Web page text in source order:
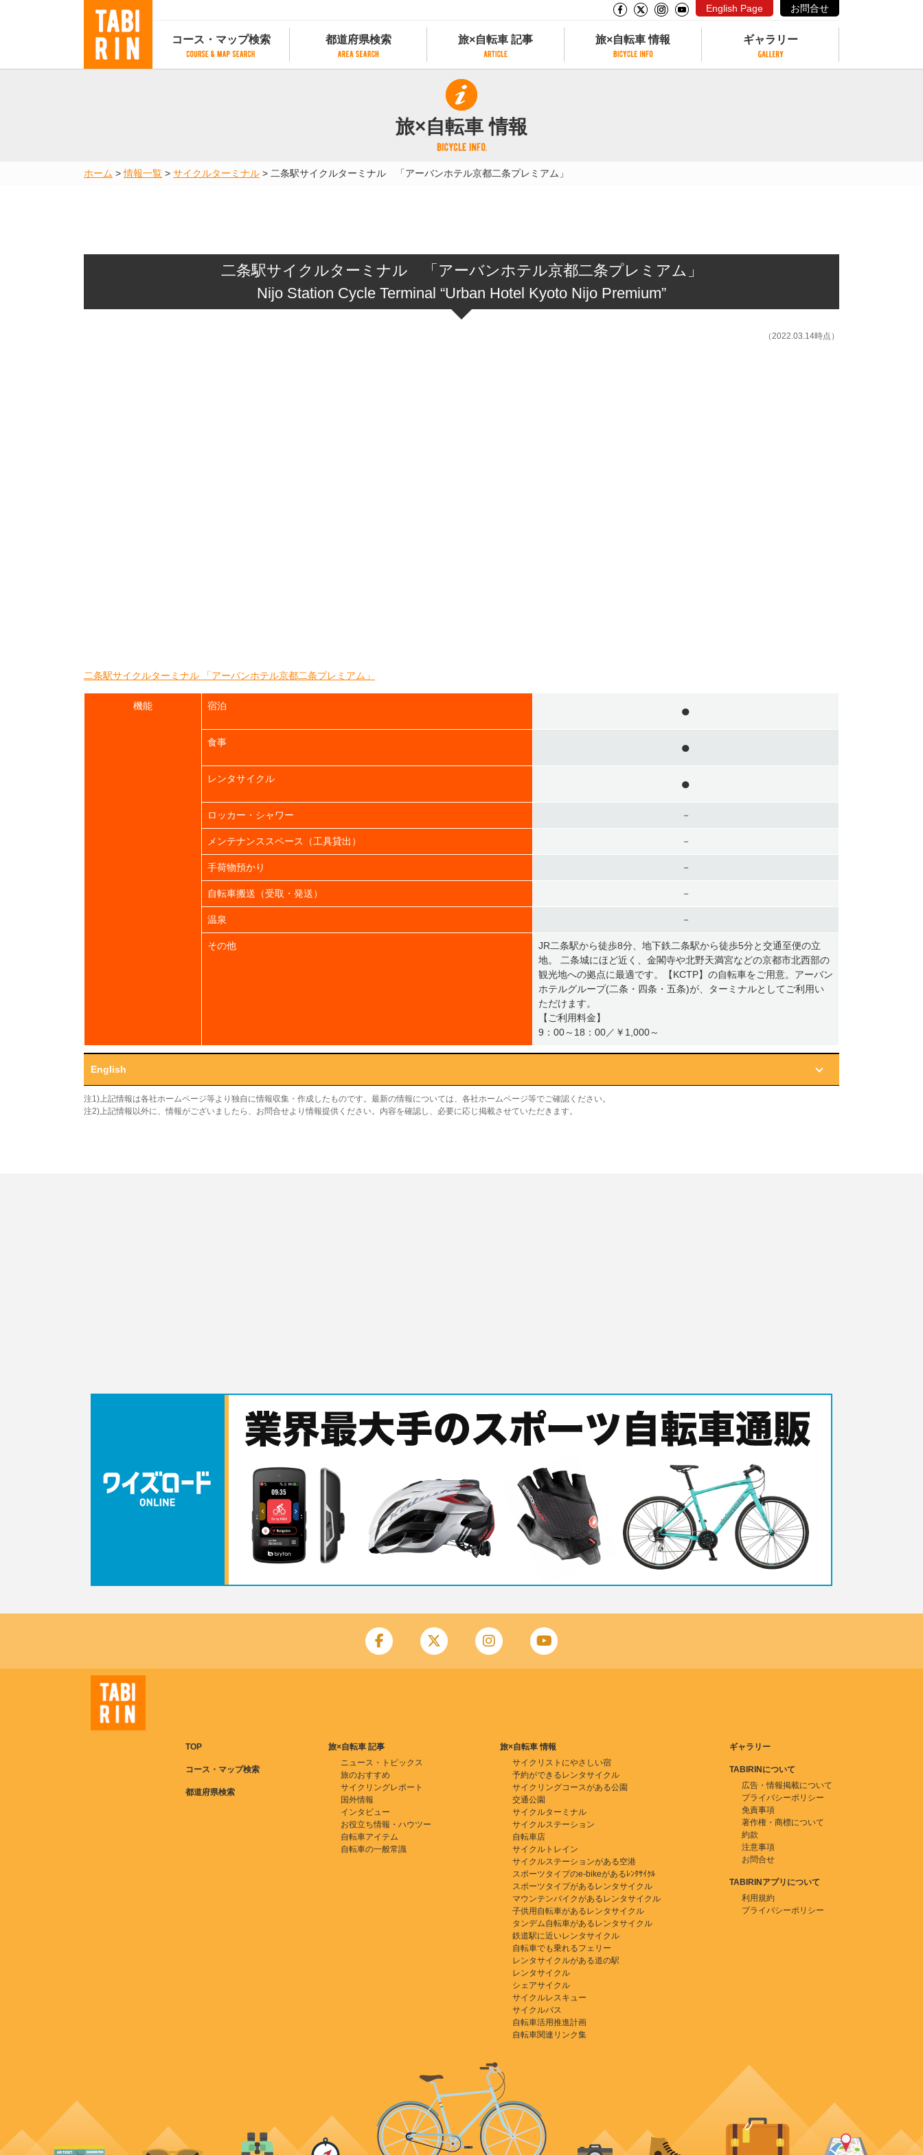
English Page お問合せ
コース・マップ検索
地図から検索
都道府県検索
都道府県別サイクリング情報
都道府県アクセスランキング
旅×自転車 記事
旅×自転車 記事
記事一覧
カテゴリから探す
タグから探す
旅×自転車 情報
サイクリストにやさしい宿
サイクルトレイン
予約ができるレンタサイクル
タンデム自転車があるレンタサイクル
レンタサイクルがある道の駅
ギャラリー
旅×自転車 情報
ホーム >情報一覧 > サイクルターミナル > 二条駅サイクルターミナル 「アーバンホテル京都二条プレミアム」
二条駅サイクルターミナル 「アーバンホテル京都二条プレミアム」
Nijo Station Cycle Terminal “Urban Hotel Kyoto Nijo Premium”
（2022.03.14時点）
二条駅サイクルターミナル 「アーバンホテル京都二条プレミアム」
機能 宿泊 ●
食事 ●
レンタサイクル ●
ロッカー・シャワー －
メンテナンススペース（工具貸出） －
手荷物預かり －
自転車搬送（受取・発送） －
温泉 －
その他
JR二条駅から徒歩8分、地下鉄二条駅から徒歩5分と交通至便の立
地。 二条城にほど近く、金閣寺や北野天満宮などの京都市北西部の
観光地への拠点に最適です。【KCTP】の自転車をご用意。アーバン
ホテルグループ(二条・四条・五条)が、ターミナルとしてご利用い
ただけます。
【ご利用料金】
9：00～18：00／￥1,000～
English
注1)上記情報は各社ホームページ等より独自に情報収集・作成したものです。最新の情報については、各社ホームページ等でご確認ください。
注2)上記情報以外に、情報がございましたら、お問合せより情報提供ください。内容を確認し、必要に応じ掲載させていただきます。
TOP
コース・マップ検索
都道府県検索
旅×自転車 記事
ニュース・トピックス
旅のおすすめ
サイクリングレポート
国外情報
インタビュー
お役立ち情報・ハウツー
自転車アイテム
自転車の一般常識
旅×自転車 情報
サイクリストにやさしい宿
予約ができるレンタサイクル
サイクリングコースがある公園
交通公園
サイクルターミナル
サイクルステーション
自転車店
サイクルトレイン
サイクルステーションがある空港
スポーツタイプのe-bikeがあるﾚﾝﾀｻｲｸﾙ
スポーツタイプがあるレンタサイクル
マウンテンバイクがあるレンタサイクル
子供用自転車があるレンタサイクル
タンデム自転車があるレンタサイクル
鉄道駅に近いレンタサイクル
自転車でも乗れるフェリー
レンタサイクルがある道の駅
レンタサイクル
シェアサイクル
サイクルレスキュー
サイクルバス
自転車活用推進計画
自転車関連リンク集
ギャラリー
TABIRINについて
広告・情報掲載について
プライバシーポリシー
免責事項
著作権・商標について
約款
注意事項
お問合せ
TABIRINアプリについて
利用規約
プライバシーポリシー